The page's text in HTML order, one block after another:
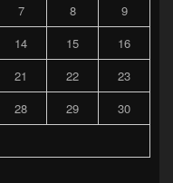
7 8
9
14 15
16
21 22
23
28 29
30